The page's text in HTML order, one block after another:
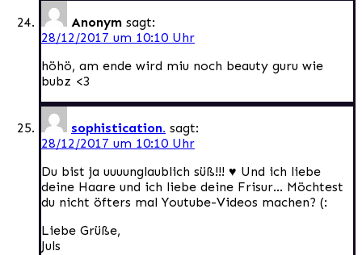
Anonym sagt:
28/12/2017 um 10:10 Uhr
höhö, am ende wird miu noch beauty guru wie
bubz <3
sophistication. sagt:
28/12/2017 um 10:10 Uhr
Du bist ja uuuunglaublich süß!!! ♥ Und ich liebe
deine Haare und ich liebe deine Frisur… Möchtest
du nicht öfters mal Youtube-Videos machen? (:
Liebe Grüße,
Juls